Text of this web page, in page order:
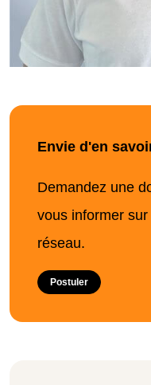
Envie d'en
Demandez une
vous informer
réseau.
Postuler